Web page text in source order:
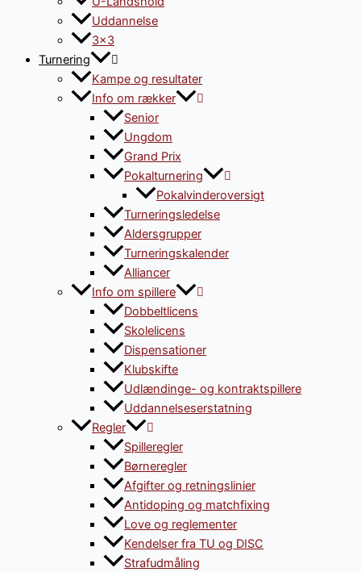
Uddannelse
3×3
Turnering
Kampe og resultater
Info om rækker
Senior
Ungdom
Grand Prix
Pokalturnering
Pokalvinderoversigt
Turneringsledelse
Aldersgrupper
Turneringskalender
Alliancer
Info om spillere
Dobbeltlicens
Skolelicens
Dispensationer
Klubskifte
Udlændinge- og kontraktspillere
Uddannelseserstatning
Regler
Spilleregler
Børneregler
Afgifter og retningslinier
Antidoping og matchfixing
Love og reglementer
Kendelser fra TU og DISC
Strafudmåling